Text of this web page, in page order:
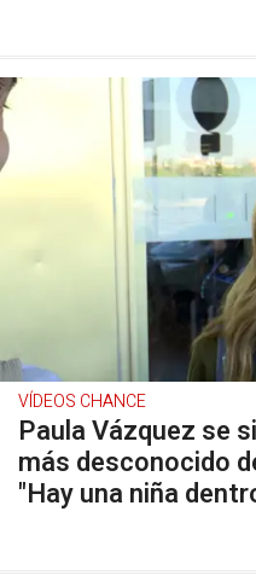
VÍDEOS CHANCE
Paula Vázquez se
más desconocido
"Hay una niña